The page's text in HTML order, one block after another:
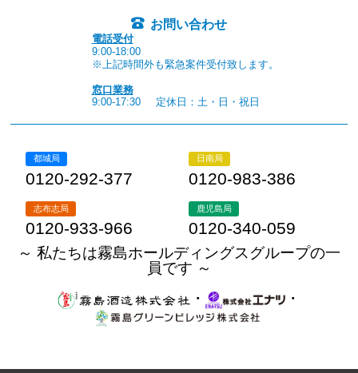
お問い合わせ
電話受付
9:00-18:00
※上記時間外も緊急案件受付致します。
窓口業務
9:00-17:30
定休日：土・日・祝日
都城局
0120-292-377
日南局
0120-983-386
志布志局
0120-933-966
鹿児島局
0120-340-059
～ 私たちは霧島ホールディングスグループの一
員です ～
・
・